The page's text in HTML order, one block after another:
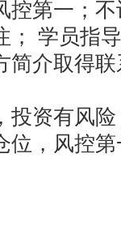
控第一；
； 学员指
简介取得
资有风险
位，风控